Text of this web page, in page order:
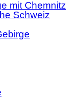
mit Chemnitz
Schweiz